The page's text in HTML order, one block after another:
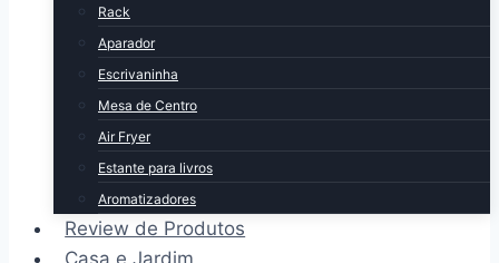
Rack
Aparador
Escrivaninha
Mesa de Centro
Air Fryer
Estante para livros
Aromatizadores
Review de Produtos
Casa e Jardim